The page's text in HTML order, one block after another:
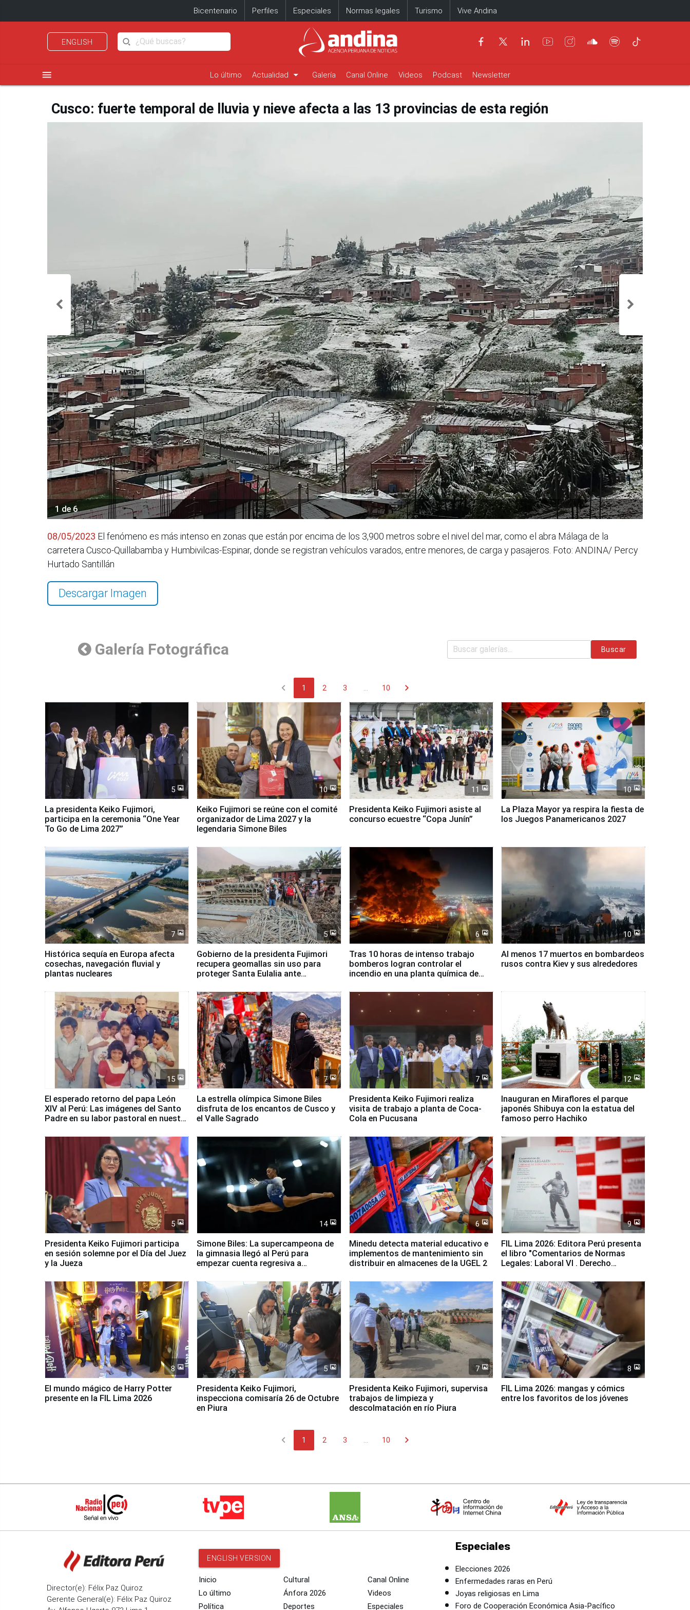
Bicentenario Perfiles Especiales Normas legales Turismo Vive Andina
ENGLISH
menu Lo último Actualidad arrow_drop_down Galería Canal Online Videos Podcast Newsletter
Cusco: fuerte temporal de lluvia y nieve afecta a las 13 provincias de esta región
1 de 6
08/05/2023 El fenómeno es más intenso en zonas que están por encima de los 3,900 metros sobre el nivel del mar, como el abra Málaga de la
carretera Cusco-Quillabamba y Humbivilcas-Espinar, donde se registran vehículos varados, entre menores, de carga y pasajeros. Foto: ANDINA/ Percy
Hurtado Santillán
Descargar Imagen
Galería Fotográfica Buscar
chevron_left 1 2 3 10 chevron_right
5
La presidenta Keiko Fujimori,
participa en la ceremonia “One Year
To Go de Lima 2027”
10
Keiko Fujimori se reúne con el comité
organizador de Lima 2027 y la
legendaria Simone Biles
11
Presidenta Keiko Fujimori asiste al
concurso ecuestre “Copa Junín”
10
La Plaza Mayor ya respira la fiesta de
los Juegos Panamericanos 2027
7
Histórica sequía en Europa afecta
cosechas, navegación fluvial y
plantas nucleares
5
Gobierno de la presidenta Fujimori
recupera geomallas sin uso para
proteger Santa Eulalia ante
6
Tras 10 horas de intenso trabajo
bomberos logran controlar el
incendio en una planta química de
10
Al menos 17 muertos en bombardeos
rusos contra Kiev y sus alrededores
15
El esperado retorno del papa León
XIV al Perú: Las imágenes del Santo
Padre en su labor pastoral en nuestro
7
La estrella olímpica Simone Biles
disfruta de los encantos de Cusco y
el Valle Sagrado
7
Presidenta Keiko Fujimori realiza
visita de trabajo a planta de Coca-
Cola en Pucusana
12
Inauguran en Miraflores el parque
japonés Shibuya con la estatua del
famoso perro Hachiko
5
Presidenta Keiko Fujimori participa
en sesión solemne por el Día del Juez
y la Jueza
14
Simone Biles: La supercampeona de
la gimnasia llegó al Perú para
empezar cuenta regresiva a
6
Minedu detecta material educativo e
implementos de mantenimiento sin
distribuir en almacenes de la UGEL 2
9
FIL Lima 2026: Editora Perú presenta
el libro "Comentarios de Normas
Legales: Laboral Vl . Derecho
8
El mundo mágico de Harry Potter
presente en la FIL Lima 2026
5
Presidenta Keiko Fujimori,
inspecciona comisaría 26 de Octubre
en Piura
7
Presidenta Keiko Fujimori, supervisa
trabajos de limpieza y
descolmatación en río Piura
8
FIL Lima 2026: mangas y cómics
entre los favoritos de los jóvenes
chevron_left 1 2 3 10 chevron_right
Director(e): Félix Paz Quiroz
Gerente General(e): Félix Paz Quiroz
ENGLISH VERSION
Inicio
Lo último
Política
Cultural
Ánfora 2026
Deportes
Canal Online
Videos
Especiales
Especiales
Elecciones 2026
Enfermedades raras en Perú
Joyas religiosas en Lima
Foro de Cooperación Económica Asia-Pacífico